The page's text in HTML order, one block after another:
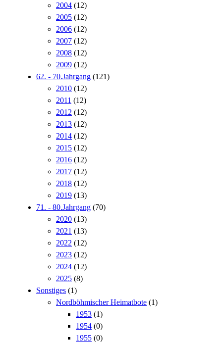
2004 (12)
2005 (12)
2006 (12)
2007 (12)
2008 (12)
2009 (12)
62. - 70.Jahrgang (121)
2010 (12)
2011 (12)
2012 (12)
2013 (12)
2014 (12)
2015 (12)
2016 (12)
2017 (12)
2018 (12)
2019 (13)
71. - 80.Jahrgang (70)
2020 (13)
2021 (13)
2022 (12)
2023 (12)
2024 (12)
2025 (8)
Sonstiges (1)
Nordböhmischer Heimatbote (1)
1953 (1)
1954 (0)
1955 (0)